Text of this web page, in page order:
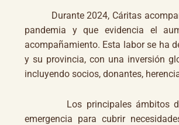
Durante 2024, Cáritas
pandemia y que evidencia el
acompañamiento. Esta labor se ha
y su provincia, con una inversión
incluyendo socios, donantes,
Los principales ámbitos de
emergencia para cubrir